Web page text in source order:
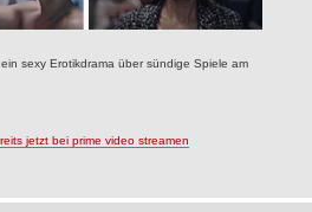
sexy Erotikdrama über sündige Spiele am
jetzt bei prime video streamen